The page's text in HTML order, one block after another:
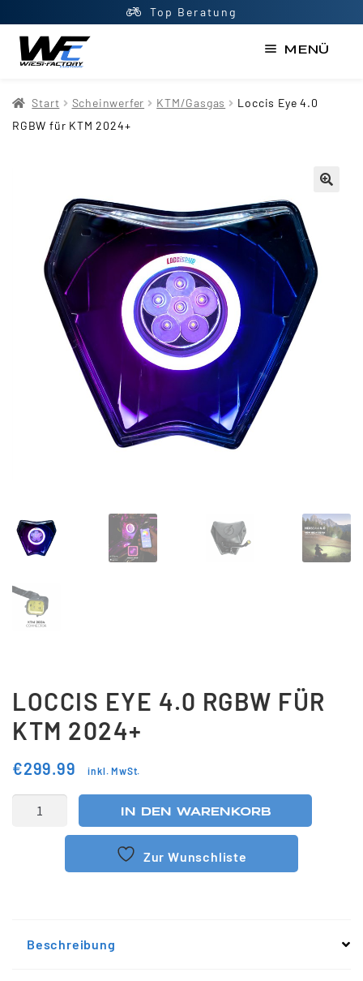
Top Beratung
MENÜ
AGB
Kontakt
Mein Konto
Newsletter
Updraft Central
Vertrag widerrufen
Start Scheinwerfer KTM/Gasgas
Loccis Eye 4.0
RGBW für KTM 2024+
LOCCIS EYE 4.0 RGBW FÜR
KTM 2024+
€299.99 inkl. MwSt.
IN DEN WARENKORB
Zur Wunschliste
Beschreibung